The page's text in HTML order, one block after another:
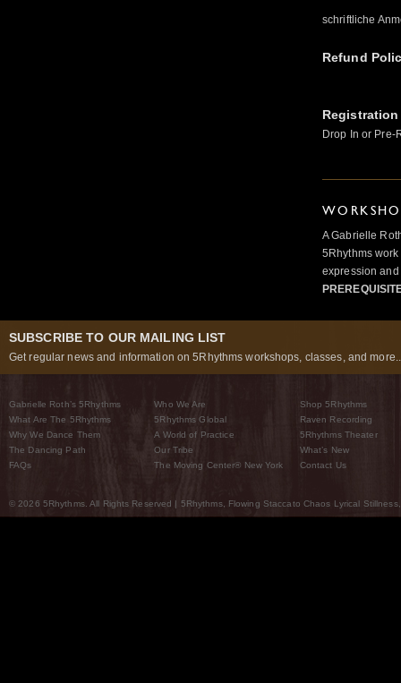
schriftliche
Refund
Drop In or Pre-
A Gabrielle
5Rhythms
expression
SUBSCRIBE TO OUR MAILING LIST
Get regular news and information on 5Rhythms workshops, classes, and
Gabrielle Roth’s 5Rhythms
What Are The 5Rhythms
Why We Dance Them
The Dancing Path
FAQs
Who We Are
5Rhythms Global
A World of Practice
Our Tribe
The Moving Center® New York
Shop 5Rhythms
Raven Recording
5Rhythms Theater
What’s New
Contact Us
© 2026 5Rhythms. All Rights Reserved | 5Rhythms, Flowing Staccato Chaos Lyrical